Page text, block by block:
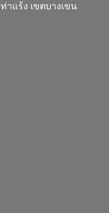
าแร้ง เขตบางเขน